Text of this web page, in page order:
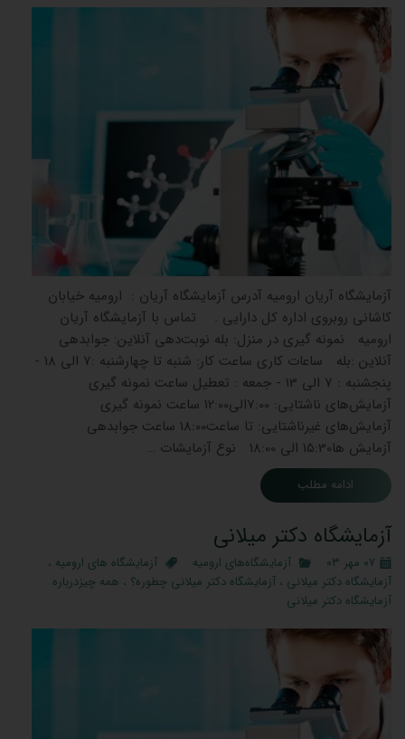
آزمایشگاه آریان ارومیه آدرس آزمایشگاه آریان : ارومیه خیابان
کاشانی روبروی اداره کل دارایی . تماس با آزمایشگاه آریان
ارومیه نمونه گیری در منزل: بله نوبت‌دهی آنلاین: جوابدهی
آنلاین :بله ساعات کاری ساعت کار: شنبه تا چهارشنبه :7 الی 18 -
پنجشنبه : 7 الی 13 - جمعه : تعطیل ساعت نمونه گیری
آزمایش‌های ناشتایی: 7:00الی12:00 ساعت نمونه گیری
آزمایش‌های غیرناشتایی: تا ساعت18:00 ساعت جوابدهی
آزمایش ‌ها15:30 الی 18:00 نوع آزمایشات …
ادامه مطلب
آزمایشگاه دکتر میلانی
۰۷ مهر ۰۳ آزمایشگاه‌های ارومیه آزمایشگاه های ارومیه ،
آزمایشگاه دکتر میلانی ، آزمایشگاه دکتر میلانی چطوره؟ ، همه چیزدرباره
آزمایشگاه دکتر میلانی